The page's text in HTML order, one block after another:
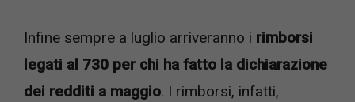
Infine sempre a luglio arriveranno i rimborsi
legati al 730 per chi ha fatto la dichiarazione
dei redditi a maggio. I rimborsi, infatti,